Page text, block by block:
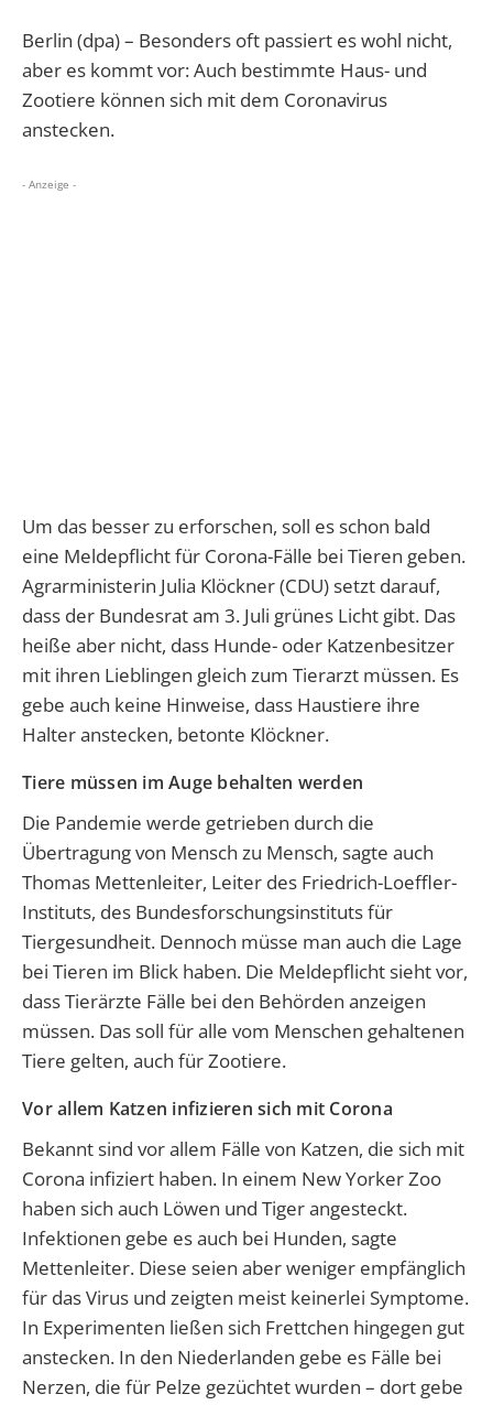
Berlin (dpa) – Besonders oft passiert es wohl nicht,
aber es kommt vor: Auch bestimmte Haus- und
Zootiere können sich mit dem Coronavirus
anstecken.
- Anzeige -
Um das besser zu erforschen, soll es schon bald
eine Meldepflicht für Corona-Fälle bei Tieren geben.
Agrarministerin Julia Klöckner (CDU) setzt darauf,
dass der Bundesrat am 3. Juli grünes Licht gibt. Das
heiße aber nicht, dass Hunde- oder Katzenbesitzer
mit ihren Lieblingen gleich zum Tierarzt müssen. Es
gebe auch keine Hinweise, dass Haustiere ihre
Halter anstecken, betonte Klöckner.
Tiere müssen im Auge behalten werden
Die Pandemie werde getrieben durch die
Übertragung von Mensch zu Mensch, sagte auch
Thomas Mettenleiter, Leiter des Friedrich-Loeffler-
Instituts, des Bundesforschungsinstituts für
Tiergesundheit. Dennoch müsse man auch die Lage
bei Tieren im Blick haben. Die Meldepflicht sieht vor,
dass Tierärzte Fälle bei den Behörden anzeigen
müssen. Das soll für alle vom Menschen gehaltenen
Tiere gelten, auch für Zootiere.
Vor allem Katzen infizieren sich mit Corona
Bekannt sind vor allem Fälle von Katzen, die sich mit
Corona infiziert haben. In einem New Yorker Zoo
haben sich auch Löwen und Tiger angesteckt.
Infektionen gebe es auch bei Hunden, sagte
Mettenleiter. Diese seien aber weniger empfänglich
für das Virus und zeigten meist keinerlei Symptome.
In Experimenten ließen sich Frettchen hingegen gut
anstecken. In den Niederlanden gebe es Fälle bei
Nerzen, die für Pelze gezüchtet wurden – dort gebe